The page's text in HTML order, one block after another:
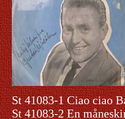
St 41083-1 Ciao ciao
St 41083-2 En